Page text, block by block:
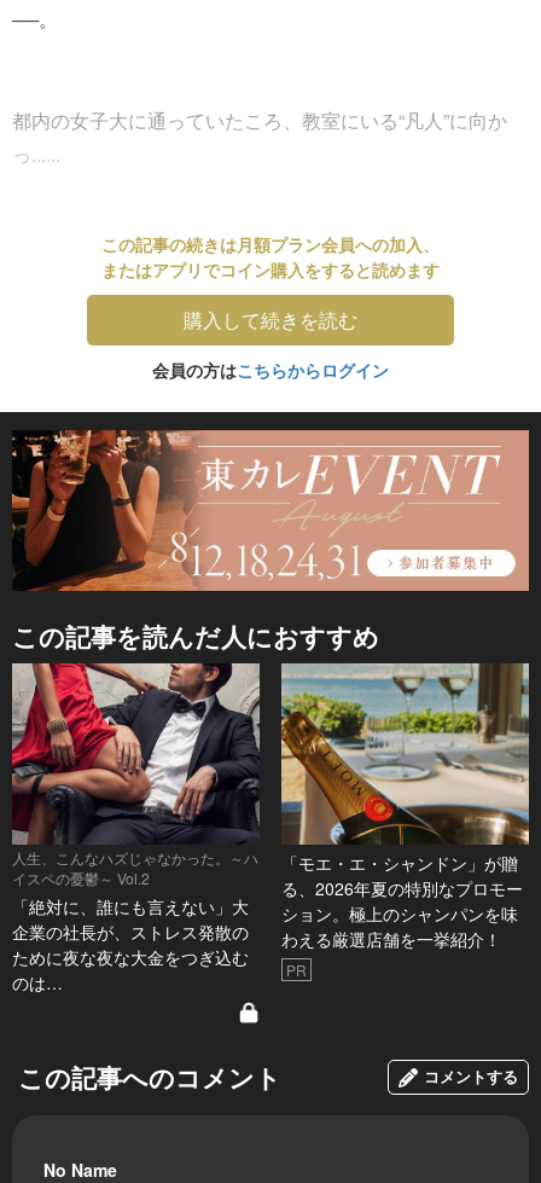
──。
都内の女子大に通っていたころ、教室にいる“凡人”に向か
っ......
この記事の続きは月額プラン会員への加入、
またはアプリでコイン購入をすると読めます
購入して続きを読む
会員の方はこちらからログイン
この記事を読んだ人におすすめ
人生、こんなハズじゃなかった。～ハ
イスペの憂鬱～ Vol.2
「絶対に、誰にも言えない」大
企業の社長が、ストレス発散の
ために夜な夜な大金をつぎ込む
のは…
「モエ・エ・シャンドン」が贈
る、2026年夏の特別なプロモー
ション。極上のシャンパンを味
わえる厳選店舗を一挙紹介！
PR
この記事へのコメント コメントする
No Name